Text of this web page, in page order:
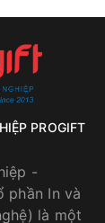
PROGIFT
-
phần In và
là một